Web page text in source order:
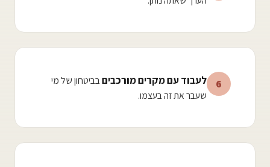
6 לעבוד עם מקרים מורכביםבביטחון של מי
שעבר את זה בעצמו.